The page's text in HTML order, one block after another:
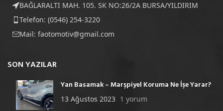
BAĞLARALTI MAH. 105. SK NO:26/2A BURSA/YILDIRIM
Telefon: (0546) 254-3220
Mail: faotomotiv@gmail.com
SON YAZILAR
Yan Basamak – Marşpiyel Koruma Ne İşe Yarar?
13 Ağustos 2023 1 yorum